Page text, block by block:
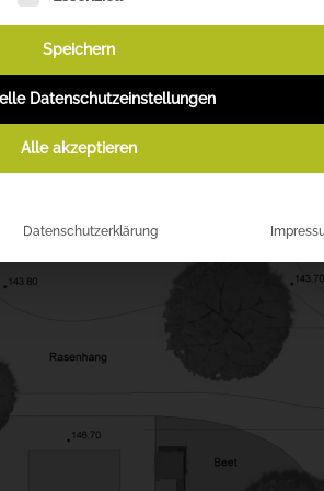
Speichern
Datenschutzeinstellungen
Alle akzeptieren
Datenschutzerklärung